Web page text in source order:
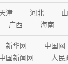
津 河北
广西 海南
新华网 中国网
国新闻网 人民